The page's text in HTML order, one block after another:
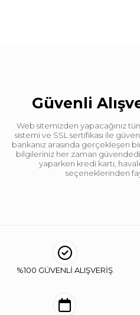
Güvenli
Web sitemizden yapacağınız
sistemi ve SSL sertifikası ile
bankanız arasında gerçekleşen
bilgileriniz her zaman
yaparken kredi kartı,
seçeneklerinden
%100 GÜVENLİ ALIŞVERİŞ